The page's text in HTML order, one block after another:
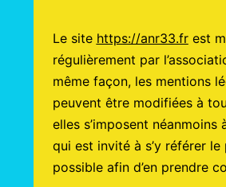
Le site https://anr33.frest
régulièrement par
même façon, les mentions
peuvent être modifiées à
elles s’imposent néanmoins
qui est invité à s’y référer le
possible afin d’en prendre